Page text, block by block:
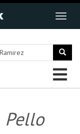
Pello